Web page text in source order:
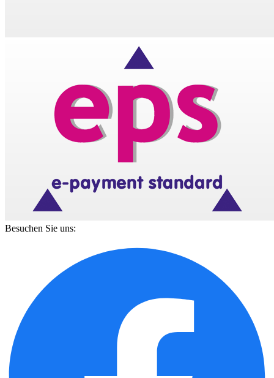
Besuchen Sie uns: